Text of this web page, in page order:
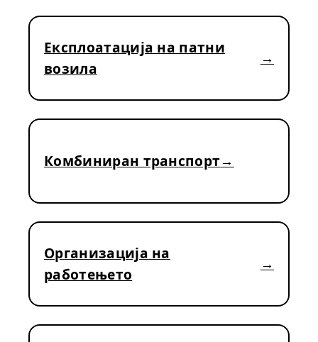
Експлоатација на патни
возила
Комбиниран транспорт
Организација на
работењето